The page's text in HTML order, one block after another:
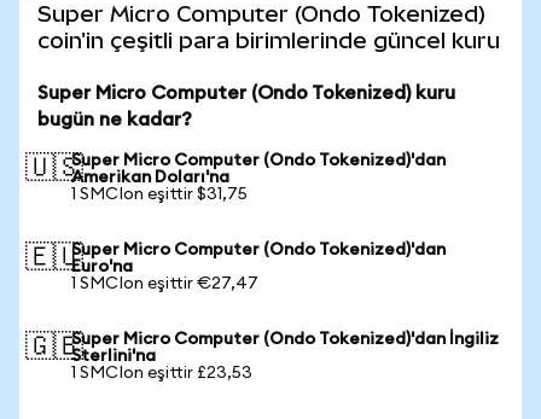
Super Micro Computer (Ondo Tokenized)
coin'in çeşitli para birimlerinde güncel kuru
Super Micro Computer (Ondo Tokenized) kuru
bugün ne kadar?
🇺🇸Super Micro Computer (Ondo Tokenized)'dan
Amerikan Doları'na
1 SMCIon eşittir $31,75
🇪🇺Super Micro Computer (Ondo Tokenized)'dan
Euro'na
1 SMCIon eşittir €27,47
🇬🇧Super Micro Computer (Ondo Tokenized)'dan İngiliz
Sterlini'na
1 SMCIon eşittir £23,53